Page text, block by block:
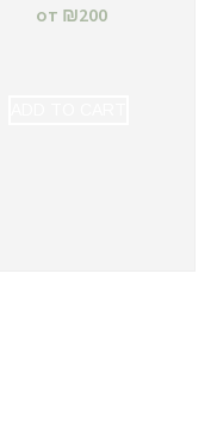
от ₪200